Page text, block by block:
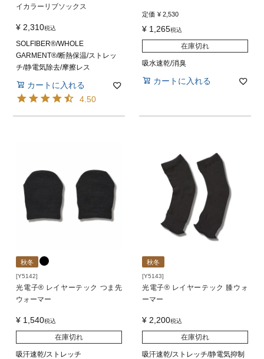
イカラーリブソックス
¥ 2,310税込
SOLFIBER®/WHOLE
GARMENT®/断熱保温/ストレッ
チ/静電気除去/摩擦レス
カートに入れる
4.50
定価 ¥ 2,530
¥ 1,265税込
在庫切れ
吸水速乾/消臭
カートに入れる
秋冬
[Y5142]
光電子® レイヤーテック つま先
ウォーマー
¥ 1,540税込
在庫切れ
吸汗速乾/ストレッチ
秋冬
[Y5143]
光電子® レイヤーテック 膝ウォ
ーマー
¥ 2,200税込
在庫切れ
吸汗速乾/ストレッチ/静電気抑制